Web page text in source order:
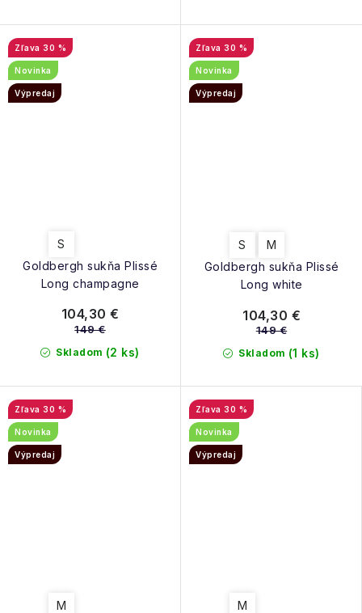
Goldbergh sukňa Plissé
Long champagne
30 %
Novinka
Výpredaj
S
Skladom (2 ks)
104,30 €
149 €
Goldbergh sukňa Plissé
Long white
30 %
Novinka
Výpredaj
S M
Skladom (1 ks)
104,30 €
149 €
30 %
Novinka
Výpredaj
M
30 %
Novinka
Výpredaj
M